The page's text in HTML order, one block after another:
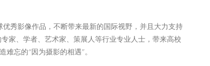
秀影像作品，不断带来最新的国际视野，并且大力支持
家、学者、艺术家、策展人等行业专业人士，带来高校
忘的“因为摄影的相遇”。